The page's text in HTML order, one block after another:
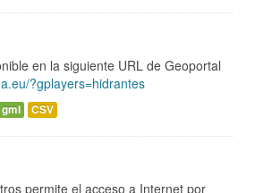
en la siguiente URL de Geoportal
?gplayers=hidrantes
gml CSV
permite el acceso a Internet por